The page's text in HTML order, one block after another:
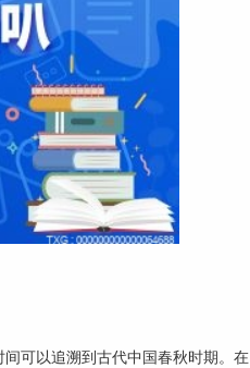
可以追溯到古代中国春秋时期。在